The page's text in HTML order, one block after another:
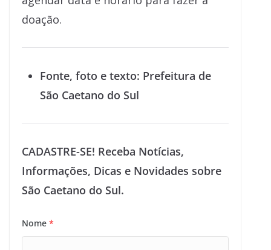
doação.
Fonte, foto e texto: Prefeitura de
São Caetano do Sul
CADASTRE-SE! Receba Notícias,
Informações, Dicas e Novidades sobre
São Caetano do Sul.
Nome *